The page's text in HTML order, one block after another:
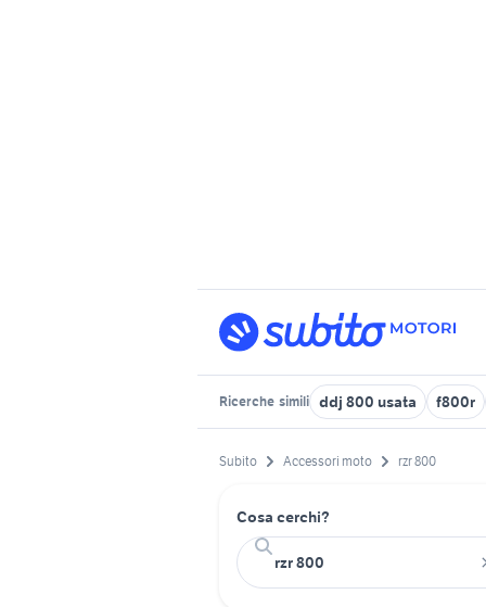
Ricerche simili ddj 800 usata f800r
Subito Accessori moto rzr 800
Cosa cerchi?